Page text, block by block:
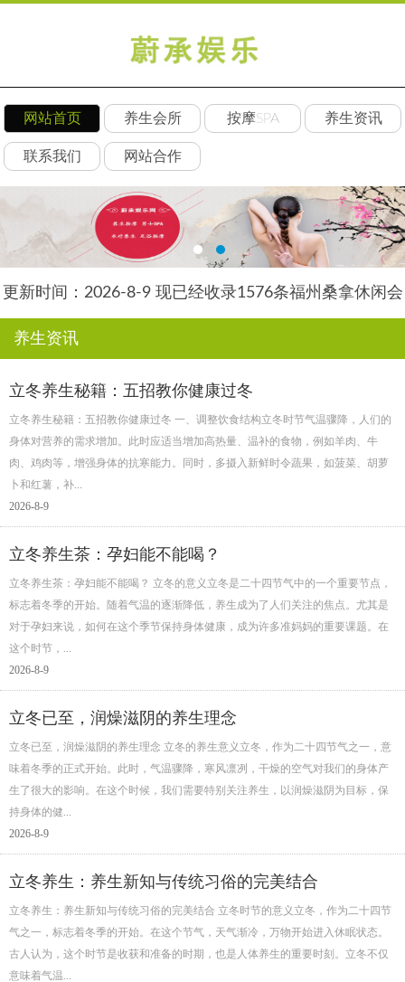
网站首页 养生会所 按摩SPA 养生资讯
联系我们 网站合作
更新时间：2026-8-9 现已经收录1576条福州桑拿休闲会
养生资讯
立冬养生秘籍：五招教你健康过冬
立冬养生秘籍：五招教你健康过冬 一、调整饮食结构立冬时节气温骤降，人们的
身体对营养的需求增加。此时应适当增加高热量、温补的食物，例如羊肉、牛
肉、鸡肉等，增强身体的抗寒能力。同时，多摄入新鲜时令蔬果，如菠菜、胡萝
卜和红薯，补…
2026-8-9
立冬养生茶：孕妇能不能喝？
立冬养生茶：孕妇能不能喝？ 立冬的意义立冬是二十四节气中的一个重要节点，
标志着冬季的开始。随着气温的逐渐降低，养生成为了人们关注的焦点。尤其是
对于孕妇来说，如何在这个季节保持身体健康，成为许多准妈妈的重要课题。在
这个时节，…
2026-8-9
立冬已至，润燥滋阴的养生理念
立冬已至，润燥滋阴的养生理念 立冬的养生意义立冬，作为二十四节气之一，意
味着冬季的正式开始。此时，气温骤降，寒风凛冽，干燥的空气对我们的身体产
生了很大的影响。在这个时候，我们需要特别关注养生，以润燥滋阴为目标，保
持身体的健…
2026-8-9
立冬养生：养生新知与传统习俗的完美结合
立冬养生：养生新知与传统习俗的完美结合 立冬时节的意义立冬，作为二十四节
气之一，标志着冬季的开始。在这个节气，天气渐冷，万物开始进入休眠状态。
古人认为，这个时节是收获和准备的时期，也是人体养生的重要时刻。立冬不仅
意味着气温…